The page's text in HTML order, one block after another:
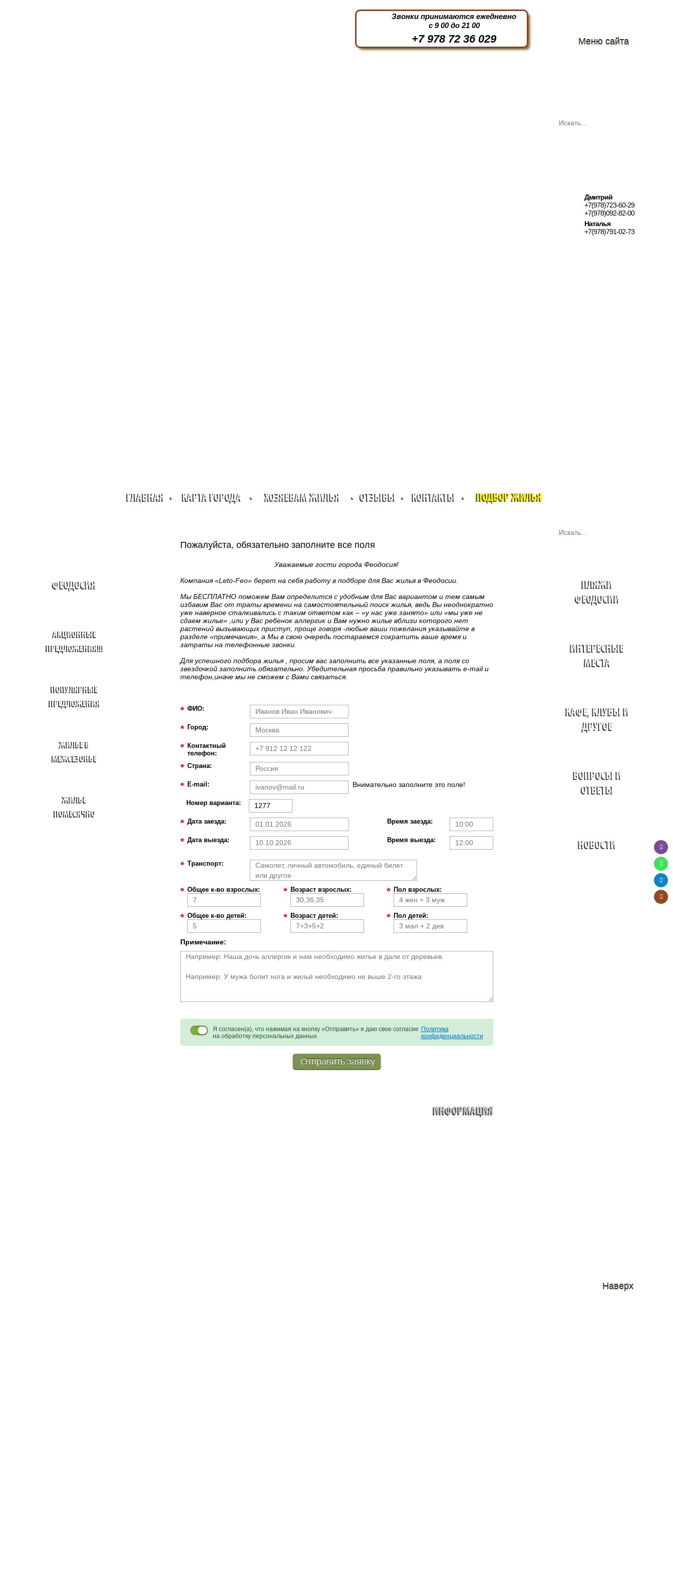
Дмитрий
+7(978)723-60-29
+7(978)092-82-00
Наталья
+7(978)791-02-73
Меню сайта
Звонки принимаются ежедневно
с 9 00 до 21 00
+7 978 72 36 029
ГЛАВНАЯ • КАРТА ГОРОДА • ХОЗЯЕВАМ ЖИЛЬЯ • ОТЗЫВЫ • КОНТАКТЫ • ПОДБОР ЖИЛЬЯ
Пожалуйста, обязательно заполните все поля
Уважаемые гости города Феодосия!
Компания «Leto-Feo» берет на себя работу в подборе для Вас жилья в Феодосии.
Мы БЕСПЛАТНО поможем Вам определится с удобным для Вас вариантом и тем самым
избавим Вас от траты времени на самостоятельный поиск жилья, ведь Вы неоднократно
уже наверное сталкивались с таким ответом как – «у нас уже занято» или «мы уже не
сдаем жилье» ,или у Вас ребенок аллергик и Вам нужно жилье вблизи которого нет
растений вызывающих приступ, проще говоря -любые ваши пожелания указывайте в
разделе «примечания», а Мы в свою очередь постараемся сократить ваше время и
затраты на телефонные звонки.
Для успешного подбора жилья , просим вас заполнить все указанные поля, а поля со
звездочкой заполнить обязательно. Убедительная просьба правильно указывать e-mail и
телефон,иначе мы не сможем с Вами связаться.
* ФИО:
* Город:
* Контактный
телефон:
* Страна:
* E-mail: Внимательно заполните это поле!
Номер варианта:
* Дата заезда: Время заезда:
* Дата выезда: Время выезда:
* Транспорт:
* Общее к-во взрослых: * Возраст взрослых: * Пол взрослых:
* Общее к-во детей: * Возраст детей: * Пол детей:
Примечание:
Я согласен(а), что нажимая на кнопку «Отправить» я даю свое согласие
на обработку персональных данных
Политика
конфиденциальности
ФЕОДОСИЯ
АКЦИОННЫЕ
ПРЕДЛОЖЕНИЯ!!!
ПОПУЛЯРНЫЕ
ПРЕДЛОЖЕНИЯ
ЖИЛЬЕ В
МЕЖСЕЗОНЬЕ
ЖИЛЬЕ
ПОМЕСЯЧНО
ПЛЯЖИ
ФЕОДОСИИ
ИНТЕРЕСНЫЕ
МЕСТА
КАФЕ, КЛУБЫ И
ДРУГОЕ
ВОПРОСЫ И
ОТВЕТЫ
НОВОСТИ
ИНФОРМАЦИЯ
Наверх